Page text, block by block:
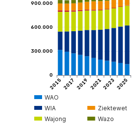
0
300.000
600.000
900.000
2015 2017 2019 20212023 2025
WAO
WIA
Wajong
Ziektewet
Wazo